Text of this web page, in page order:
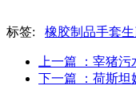
标签: 橡胶制品手套
上一篇
：宰猪
下一篇
：荷斯